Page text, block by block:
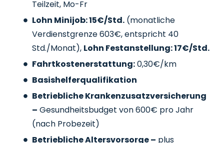
Teilzeit, Mo-Fr
Lohn Minijob: 15€/Std. (monatliche
Verdienstgrenze 603€, entspricht 40
Std./Monat), Lohn Festanstellung: 17€/Std.
Fahrtkostenerstattung:0,30€/km
Basishelferqualifikation
Betriebliche Krankenzusatzversicherung
– Gesundheitsbudget von 600€ pro Jahr
(nach Probezeit)
Betriebliche Altersvorsorge – plus